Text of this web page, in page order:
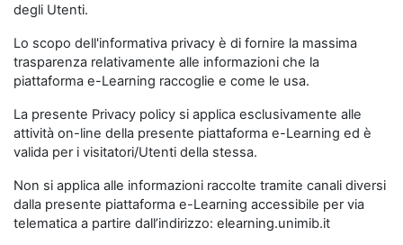
degli Utenti.
Lo scopo dell'informativa privacy è di fornire la massima
trasparenza relativamente alle informazioni che la
piattaforma e-Learning raccoglie e come le usa.
La presente Privacy policy si applica esclusivamente alle
attività on-line della presente piattaforma e-Learning ed è
valida per i visitatori/Utenti della stessa.
Non si applica alle informazioni raccolte tramite canali diversi
dalla presente piattaforma e-Learning accessibile per via
telematica a partire dall’indirizzo: elearning.unimib.it